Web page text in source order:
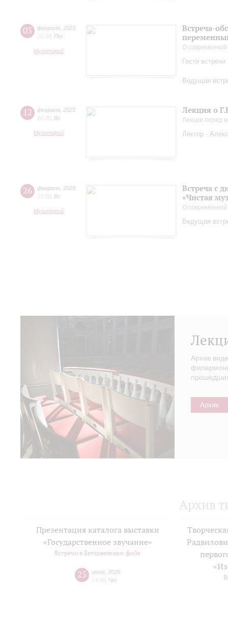
03 февраля 2023
18:30 Пт
Музиторий
Встреча-
О
Гости
Ведущая
12 февраля 2023
18:30 Вс
Музиторий
Лекция о
Лекции перед
Лектор -
26 февраля 2023
19:00 Вс
Музиторий
Встреча с
«Чистая
О
Ведущая
Архив
Архив
Архив
Презентация каталога выставки
«Государственное звучание»
Встречи в Бетховенском фойе
25 июня 2026
14:00 Чт